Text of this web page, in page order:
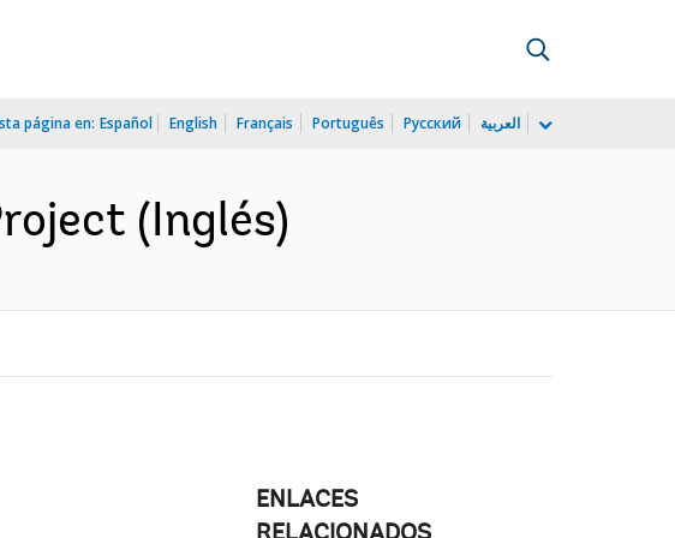
página en: Español English Français Português Русский العربية
(Inglés)
ENLACES